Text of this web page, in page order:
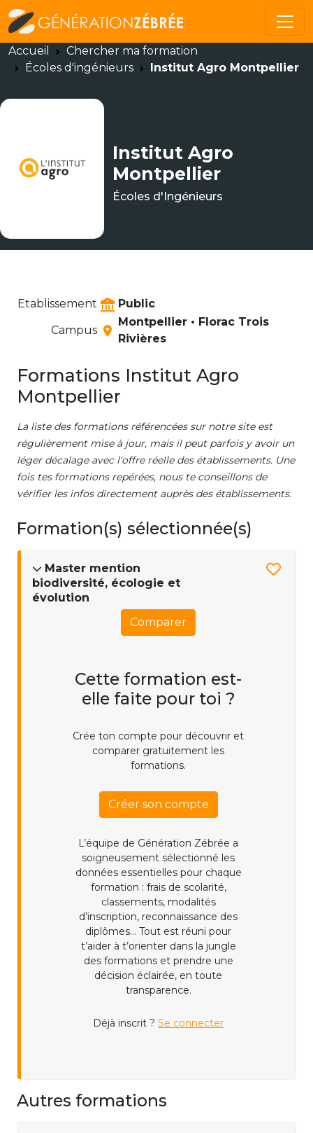
Accueil
Chercher ma formation
Écoles d'ingénieurs
Institut Agro Montpellier
Institut Agro
Montpellier
Écoles d'Ingénieurs
Etablissement
Public
Campus
Montpellier • Florac Trois
Rivières
Formations Institut Agro
Montpellier
La liste des formations référencées sur notre site est
régulièrement mise à jour, mais il peut parfois y avoir un
léger décalage avec l'offre réelle des établissements. Une
fois tes formations repérées, nous te conseillons de
vérifier les infos directement auprès des établissements.
Formation(s) sélectionnée(s)
Master mention
biodiversité, écologie et
évolution
Comparer
Cette formation est-
elle faite pour toi ?
Crée ton compte pour découvrir et
comparer gratuitement les
formations.
Créer son compte
L’équipe de Génération Zébrée a
soigneusement sélectionné les
données essentielles pour chaque
formation : frais de scolarité,
classements, modalités
d’inscription, reconnaissance des
diplômes... Tout est réuni pour
t’aider à t’orienter dans la jungle
des formations et prendre une
décision éclairée, en toute
transparence.
Déjà inscrit ? Se connecter
Autres formations